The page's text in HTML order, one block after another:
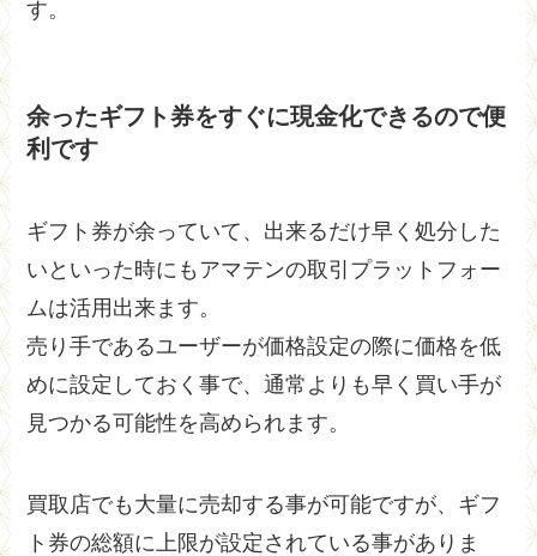
す。
余ったギフト券をすぐに現金化できるので便
利です
ギフト券が余っていて、出来るだけ早く処分した
いといった時にもアマテンの取引プラットフォー
ムは活用出来ます。
売り手であるユーザーが価格設定の際に価格を低
めに設定しておく事で、通常よりも早く買い手が
見つかる可能性を高められます。
買取店でも大量に売却する事が可能ですが、ギフ
ト券の総額に上限が設定されている事がありま